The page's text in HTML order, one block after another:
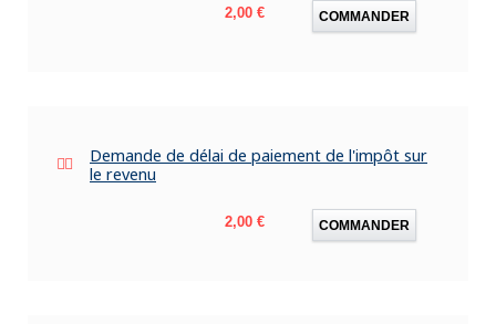
Prix
2,00 € COMMANDER
Demande de délai de paiement de l'impôt sur
le revenu
Prix
2,00 € COMMANDER